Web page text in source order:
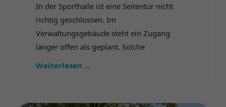
In der Sporthalle ist eine Seitentür nicht
richtig geschlossen. Im
Verwaltungsgebäude steht ein Zugang
länger offen als geplant. Solche
Weiterlesen …